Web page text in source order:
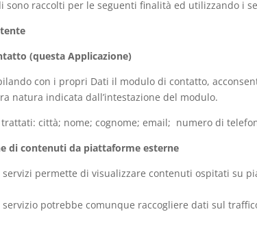
sono raccolti per le seguenti finalità ed utilizzando i
(questa Applicazione)
con i propri Dati il modulo di contatto,
natura indicata dall’intestazione del modulo.
trattati: città; nome; cognome; email; numero di
di contenuti da piattaforme esterne
servizi permette di visualizzare contenuti ospitati su
potrebbe comunque raccogliere dati sul